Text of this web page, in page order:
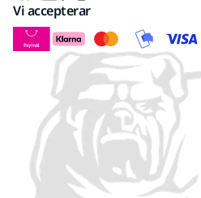
Vi accepterar